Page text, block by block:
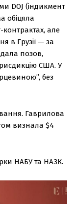
DOJ (індикмент
обіцяла
контрактах, але
в Грузії — за
позов,
США. У
без
Гаврилова
визнала $4
НАБУ та НАЗК.